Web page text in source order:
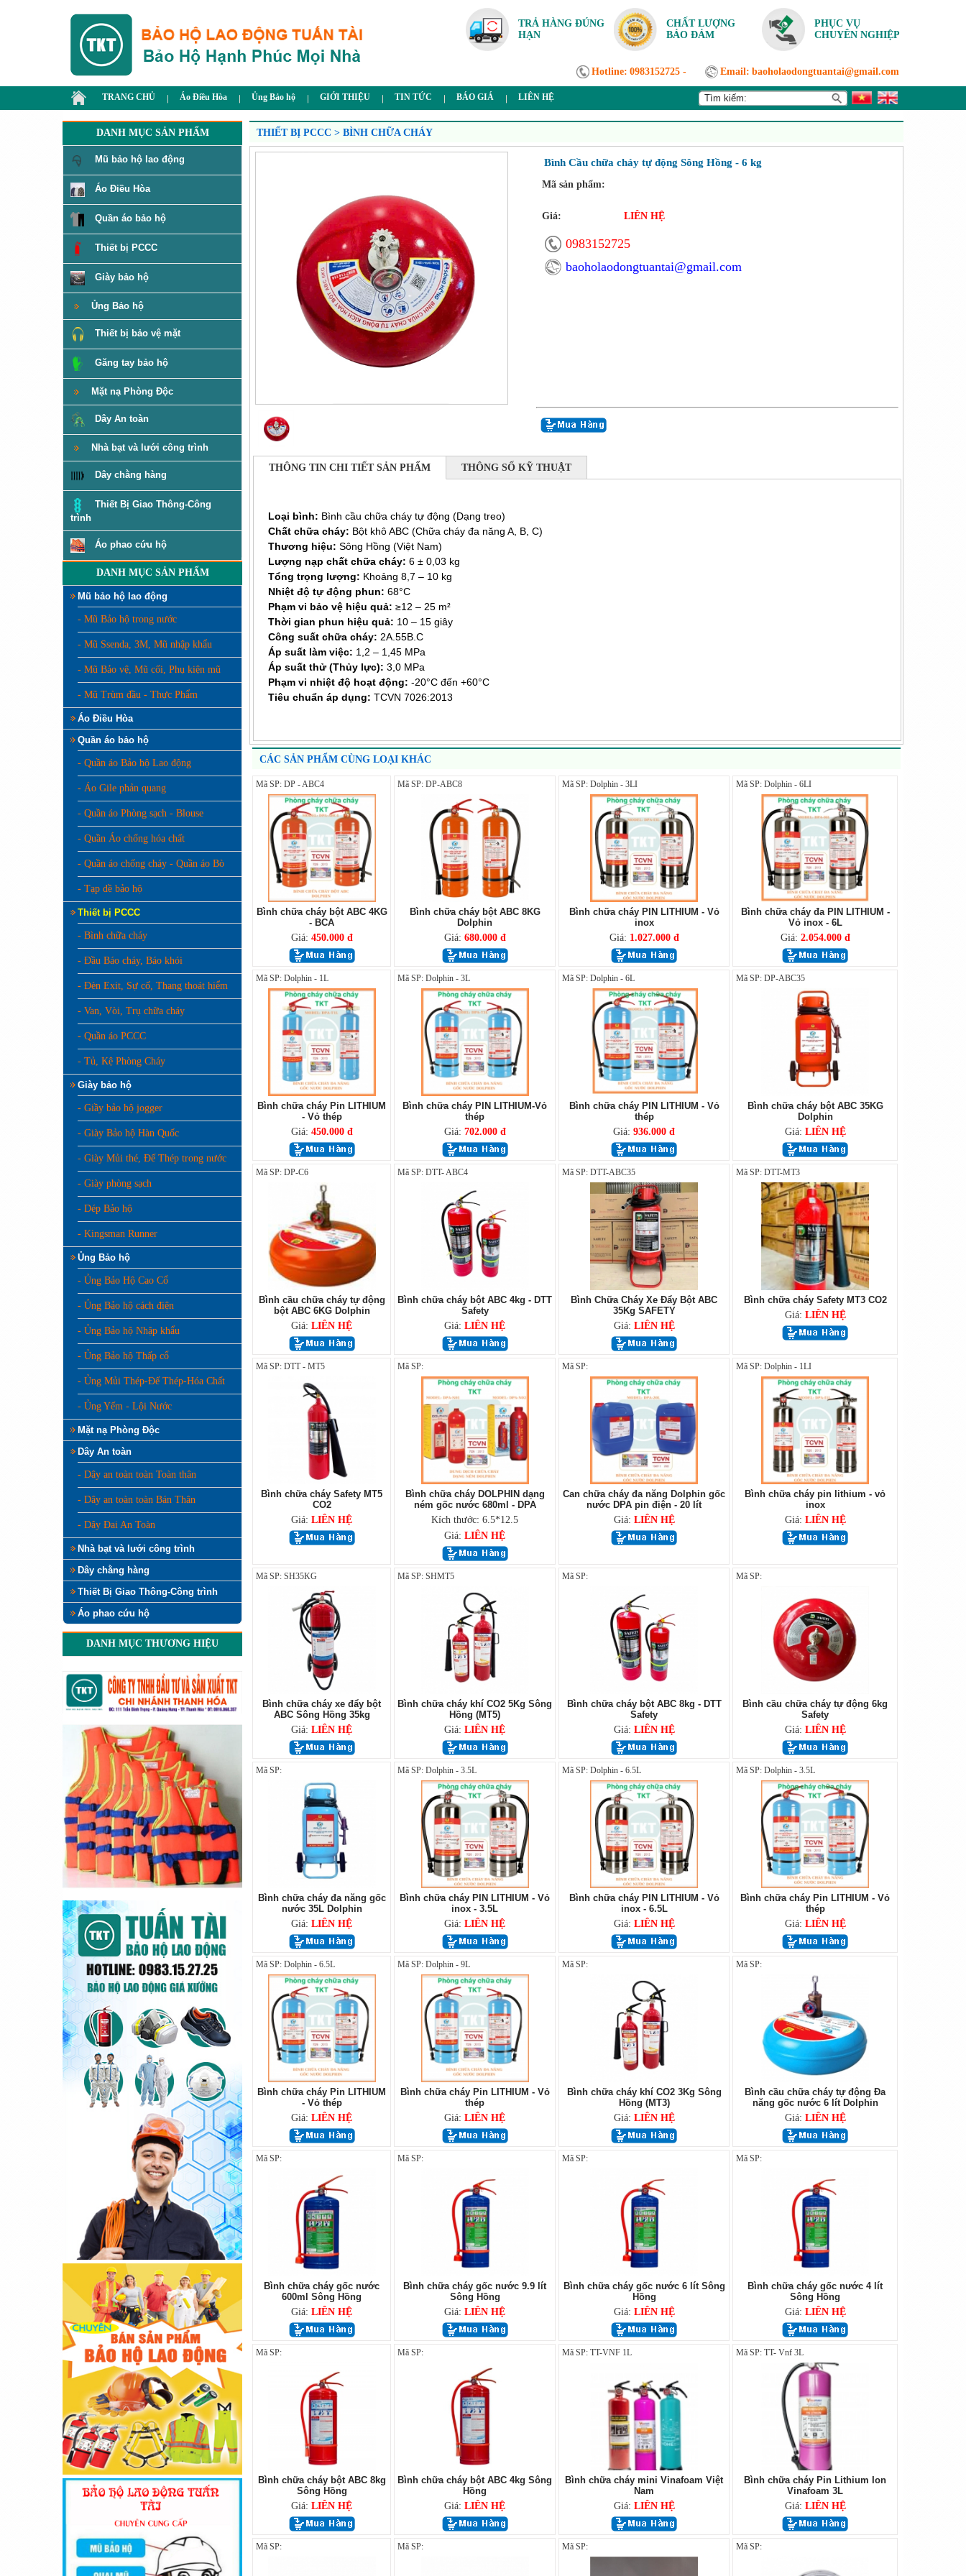
TRẢ HÀNG ĐÚNG
HẠN
CHẤT LƯỢNG
BẢO ĐẢM
PHỤC VỤ
CHUYÊN NGHIỆP
Hotline: 0983152725 - Email: baoholaodongtuantai@gmail.com
TRANG CHỦ Áo Điều Hòa Ủng Bảo hộ GIỚI THIỆU TIN TỨC BÁO GIÁ LIÊN HỆ
DANH MỤC SẢN PHẨM
Mũ bảo hộ lao động
Áo Điều Hòa
Quần áo bảo hộ
Thiết bị PCCC
Giày bảo hộ
Ủng Bảo hộ
Thiết bị bảo vệ mặt
Găng tay bảo hộ
Mặt nạ Phòng Độc
Dây An toàn
Nhà bạt và lưới công trình
Dây chằng hàng
Thiết Bị Giao Thông-Công
trình
Áo phao cứu hộ
DANH MỤC SẢN PHẨM
Mũ bảo hộ lao động
- Mũ Bảo hộ trong nước
- Mũ Ssenda, 3M, Mũ nhập khẩu
- Mũ Bảo vệ, Mũ cối, Phụ kiện mũ
- Mũ Trùm đầu - Thực Phẩm
Áo Điều Hòa
Quần áo bảo hộ
- Quần áo Bảo hộ Lao động
- Áo Gile phản quang
- Quần áo Phòng sạch - Blouse
- Quần Áo chống hóa chất
- Quần áo chống cháy - Quần áo Bò
- Tạp dề bảo hộ
Thiết bị PCCC
- Bình chữa cháy
- Đầu Báo cháy, Báo khói
- Đèn Exit, Sự cố, Thang thoát hiểm
- Van, Vòi, Trụ chữa cháy
- Quần áo PCCC
- Tủ, Kệ Phòng Cháy
Giày bảo hộ
- Giầy bảo hộ jogger
- Giày Bảo hộ Hàn Quốc
- Giày Mủi thé, Đế Thép trong nước
- Giày phòng sạch
- Dép Bảo hộ
- Kingsman Runner
Ủng Bảo hộ
- Ủng Bảo Hộ Cao Cổ
- Ủng Bảo hộ cách điện
- Ủng Bảo hộ Nhập khẩu
- Ủng Bảo hộ Thấp cổ
- Ủng Mủi Thép-Đế Thép-Hóa Chất
- Ủng Yếm - Lội Nước
Mặt nạ Phòng Độc
Dây An toàn
- Dây an toàn toàn Toàn thân
- Dây an toàn toàn Bán Thân
- Dây Đai An Toàn
Nhà bạt và lưới công trình
Dây chằng hàng
Thiết Bị Giao Thông-Công trình
Áo phao cứu hộ
DANH MỤC THƯƠNG HIỆU
THIẾT BỊ PCCC > BÌNH CHỮA CHÁY
Bình Cầu chữa cháy tự động Sông Hồng - 6 kg
Mã sản phẩm:
Giá: LIÊN HỆ
0983152725
baoholaodongtuantai@gmail.com
THÔNG TIN CHI TIẾT SẢN PHẨM THÔNG SỐ KỸ THUẬT
Loại bình: Bình cầu chữa cháy tự động (Dạng treo)
Chất chữa cháy: Bột khô ABC (Chữa cháy đa năng A, B, C)
Thương hiệu: Sông Hồng (Việt Nam)
Lượng nạp chất chữa cháy: 6 ± 0,03 kg
Tổng trọng lượng: Khoảng 8,7 – 10 kg
Nhiệt độ tự động phun: 68°C
Phạm vi bảo vệ hiệu quả: ≥12 – 25 m²
Thời gian phun hiệu quả: 10 – 15 giây
Công suất chữa cháy: 2A.55B.C
Áp suất làm việc: 1,2 – 1,45 MPa
Áp suất thử (Thủy lực): 3,0 MPa
Phạm vi nhiệt độ hoạt động: -20°C đến +60°C
Tiêu chuẩn áp dụng: TCVN 7026:2013
CÁC SẢN PHẨM CÙNG LOẠI KHÁC
Mã SP: DP - ABC4
Bình chữa cháy bột ABC 4KG
- BCA
Giá: 450.000 đ
Mã SP: DP-ABC8
Bình chữa cháy bột ABC 8KG
Dolphin
Giá: 680.000 đ
Mã SP: Dolphin - 3LI
Bình chữa cháy PIN LITHIUM - Vỏ
inox
Giá: 1.027.000 đ
Mã SP: Dolphin - 6LI
Bình chữa cháy đa PIN LITHIUM -
Vỏ inox - 6L
Giá: 2.054.000 đ
Mã SP: Dolphin - 1L
Bình chữa cháy Pin LITHIUM
- Vỏ thép
Giá: 450.000 đ
Mã SP: Dolphin - 3L
Bình chữa cháy PIN LITHIUM-Vỏ
thép
Giá: 702.000 đ
Mã SP: Dolphin - 6L
Bình chữa cháy PIN LITHIUM - Vỏ
thép
Giá: 936.000 đ
Mã SP: DP-ABC35
Bình chữa cháy bột ABC 35KG
Dolphin
Giá: LIÊN HỆ
Mã SP: DP-C6
Bình cầu chữa cháy tự động
bột ABC 6KG Dolphin
Giá: LIÊN HỆ
Mã SP: DTT- ABC4
Bình chữa cháy bột ABC 4kg - DTT
Safety
Giá: LIÊN HỆ
Mã SP: DTT-ABC35
Bình Chữa Cháy Xe Đẩy Bột ABC
35Kg SAFETY
Giá: LIÊN HỆ
Mã SP: DTT-MT3
Bình chữa cháy Safety MT3 CO2
Giá: LIÊN HỆ
Mã SP: DTT - MT5
Bình chữa cháy Safety MT5
CO2
Giá: LIÊN HỆ
Mã SP:
Bình chữa cháy DOLPHIN dạng
ném gốc nước 680ml - DPA
Kích thước: 6.5*12.5
Giá: LIÊN HỆ
Mã SP:
Can chữa cháy đa năng Dolphin gốc
nước DPA pin điện - 20 lít
Giá: LIÊN HỆ
Mã SP: Dolphin - 1LI
Bình chữa cháy pin lithium - vỏ
inox
Giá: LIÊN HỆ
Mã SP: SH35KG
Bình chữa cháy xe đẩy bột
ABC Sông Hồng 35kg
Giá: LIÊN HỆ
Mã SP: SHMT5
Bình chữa cháy khí CO2 5Kg Sông
Hồng (MT5)
Giá: LIÊN HỆ
Mã SP:
Bình chữa cháy bột ABC 8kg - DTT
Safety
Giá: LIÊN HỆ
Mã SP:
Bình cầu chữa cháy tự động 6kg
Safety
Giá: LIÊN HỆ
Mã SP:
Bình chữa cháy đa năng gốc
nước 35L Dolphin
Giá: LIÊN HỆ
Mã SP: Dolphin - 3.5L
Bình chữa cháy PIN LITHIUM - Vỏ
inox - 3.5L
Giá: LIÊN HỆ
Mã SP: Dolphin - 6.5L
Bình chữa cháy PIN LITHIUM - Vỏ
inox - 6.5L
Giá: LIÊN HỆ
Mã SP: Dolphin - 3.5L
Bình chữa cháy Pin LITHIUM - Vỏ
thép
Giá: LIÊN HỆ
Mã SP: Dolphin - 6.5L
Bình chữa cháy Pin LITHIUM
- Vỏ thép
Giá: LIÊN HỆ
Mã SP: Dolphin - 9L
Bình chữa cháy Pin LITHIUM - Vỏ
thép
Giá: LIÊN HỆ
Mã SP:
Bình chữa cháy khí CO2 3Kg Sông
Hồng (MT3)
Giá: LIÊN HỆ
Mã SP:
Bình cầu chữa cháy tự động Đa
năng gốc nước 6 lít Dolphin
Giá: LIÊN HỆ
Mã SP:
Bình chữa cháy gốc nước
600ml Sông Hồng
Giá: LIÊN HỆ
Mã SP:
Bình chữa cháy gốc nước 9.9 lít
Sông Hồng
Giá: LIÊN HỆ
Mã SP:
Bình chữa cháy gốc nước 6 lít Sông
Hồng
Giá: LIÊN HỆ
Mã SP:
Bình chữa cháy gốc nước 4 lít
Sông Hồng
Giá: LIÊN HỆ
Mã SP:
Bình chữa cháy bột ABC 8kg
Sông Hồng
Giá: LIÊN HỆ
Mã SP:
Bình chữa cháy bột ABC 4kg Sông
Hồng
Giá: LIÊN HỆ
Mã SP: TT-VNF 1L
Bình chữa cháy mini Vinafoam Việt
Nam
Giá: LIÊN HỆ
Mã SP: TT- Vnf 3L
Bình chữa cháy Pin Lithium Ion
Vinafoam 3L
Giá: LIÊN HỆ
Mã SP: Mã SP: Mã SP: Mã SP: